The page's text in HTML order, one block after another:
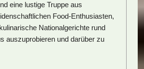
eine lustige Truppe aus
Food-Enthusiasten,
Nationalgerichte rund
auszuprobieren und darüber zu